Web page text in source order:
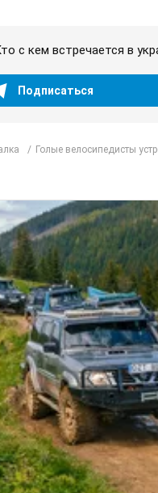
с кем встречается в
Подписаться
Голые велосипедисты